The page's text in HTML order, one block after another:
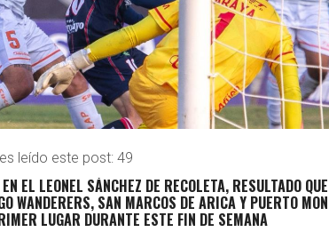
leído este post: 49
EL LEONEL SÁNCHEZ DE RECOLETA, RESULTADO
WANDERERS, SAN MARCOS DE ARICA Y PUERTO
LUGAR DURANTE ESTE FIN DE SEMANA